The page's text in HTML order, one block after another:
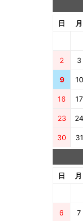
日 月
2 3
9 10
16 17
23 24
30 31
日 月
6 7